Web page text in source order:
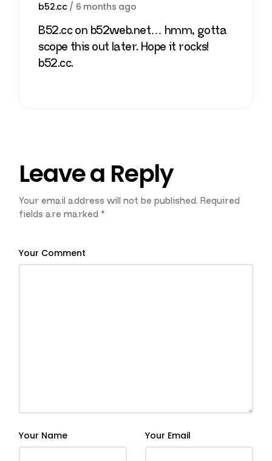
b52.cc / 6 months ago
B52.cc on b52web.net… hmm, gotta
scope this out later. Hope it rocks!
b52.cc.
Leave a Reply
Your email address will not be published. Required
fields are marked *
Your Comment
Your Name Your Email